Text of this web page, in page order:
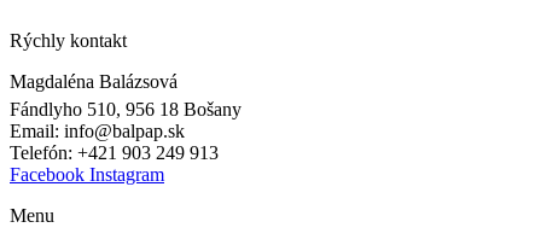
Rýchly kontakt
Magdaléna Balázsová
Fándlyho 510, 956 18 Bošany
Email: info@balpap.sk
Telefón: +421 903 249 913
Facebook Instagram
Menu